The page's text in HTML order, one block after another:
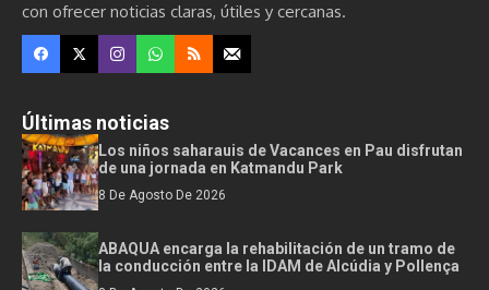
con ofrecer noticias claras, útiles y cercanas.
Últimas noticias
Los niños saharauis de Vacances en Pau disfrutan
de una jornada en Katmandu Park
8 De Agosto De 2026
ABAQUA encarga la rehabilitación de un tramo de
la conducción entre la IDAM de Alcúdia y Pollença